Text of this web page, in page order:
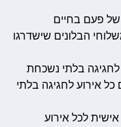
של פעם בחיים
הבלונים שישדרגו
לחגיגה בלתי נשכחת
כל אירוע לחגיגה בלתי
לכל אירוע